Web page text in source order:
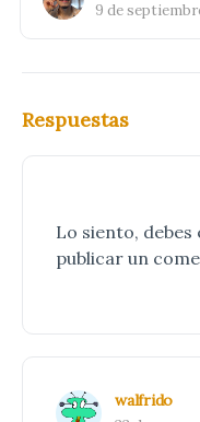
9 de
Respuestas
Lo siento, debes
publicar un
walfrido